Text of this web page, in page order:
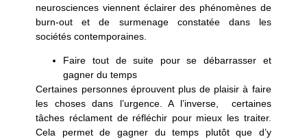
neurosciences viennent éclairer des phénomènes de
burn-out et de surmenage constatée dans les
sociétés contemporaines.
Faire tout de suite pour se débarrasser et
gagner du temps
Certaines personnes éprouvent plus de plaisir à faire
les choses dans l’urgence. A l’inverse, certaines
tâches réclament de réfléchir pour mieux les traiter.
Cela permet de gagner du temps plutôt que d’y